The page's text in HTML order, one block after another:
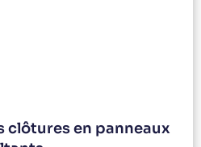
clôtures en panneaux